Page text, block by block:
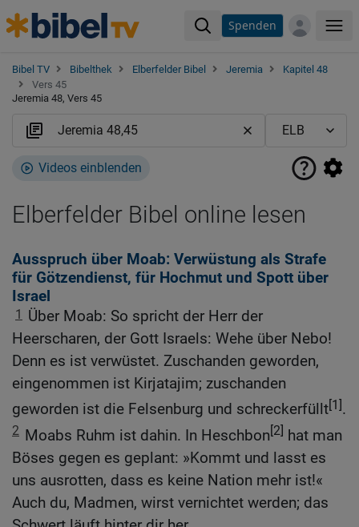
Spenden
Bibel TV Bibelthek Elberfelder Bibel Jeremia
Kapitel 48
Vers 45
Jeremia 48, Vers 45
Videos einblenden
Elberfelder Bibel online lesen
Ausspruch über Moab: Verwüstung als Strafe
für Götzendienst, für Hochmut und Spott über
Israel
1
Über Moab: So spricht der Herr der
Heerscharen, der Gott Israels: Wehe über Nebo!
Denn es ist verwüstet. Zuschanden geworden,
eingenommen ist Kirjatajim; zuschanden
geworden ist die Felsenburg und schreckerfüllt[1].
2 Moabs Ruhm ist dahin. In Heschbon[2] hat man
Böses gegen es geplant: »Kommt und lasst es
uns ausrotten, dass es keine Nation mehr ist!«
Auch du, Madmen, wirst vernichtet werden; das